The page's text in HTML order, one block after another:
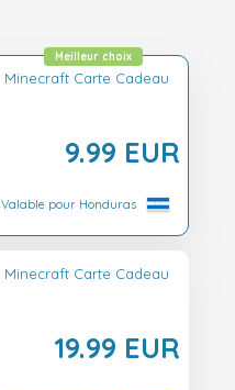
Minecraft Carte Cadeau
9.99 EUR
Meilleur choix
Valable pour Honduras
Minecraft Carte Cadeau
19.99 EUR